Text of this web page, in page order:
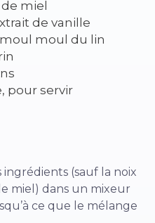
miel
de vanille
moul moul du lin
pour servir
(sauf la noix
miel) dans un mixeur
ce que le mélange